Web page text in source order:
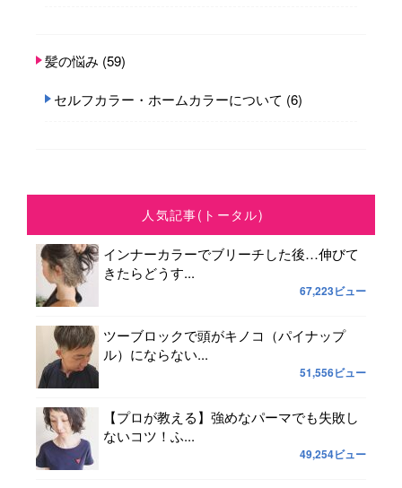
髪の悩み (59)
セルフカラー・ホームカラーについて (6)
人気記事(トータル)
インナーカラーでブリーチした後…伸びて
きたらどうす...
67,223ビュー
ツーブロックで頭がキノコ（パイナップ
ル）にならない...
51,556ビュー
【プロが教える】強めなパーマでも失敗し
ないコツ！ふ...
49,254ビュー